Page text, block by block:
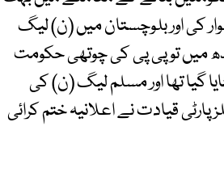
کی اور بلوچستان میں (ن) لیگ
میں تو پی پی کی چوتھی حکومت
گیا تھا اور مسلم لیگ (ن) کی
قیادت نے اعلانیہ ختم کرائی